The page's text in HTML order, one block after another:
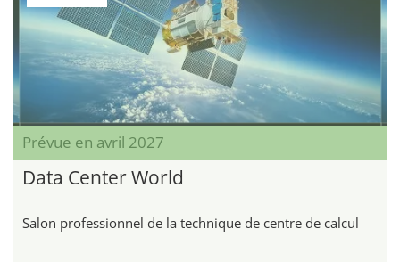
Prévue en avril 2027
Data Center World
Salon professionnel de la technique de centre de calcul